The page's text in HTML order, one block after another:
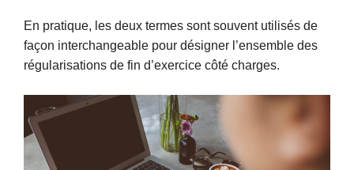
En pratique, les deux termes sont souvent utilisés de
façon interchangeable pour désigner l’ensemble des
régularisations de fin d’exercice côté charges.